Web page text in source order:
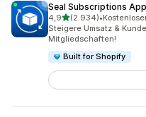
Seal Subscriptions App
4,9von 5 Sternen
(2.934)
2934 Rezensionen
•
Steigere Umsatz &
Mitgliedschaften!
Built for Shopify